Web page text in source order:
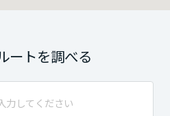
ートを調べる